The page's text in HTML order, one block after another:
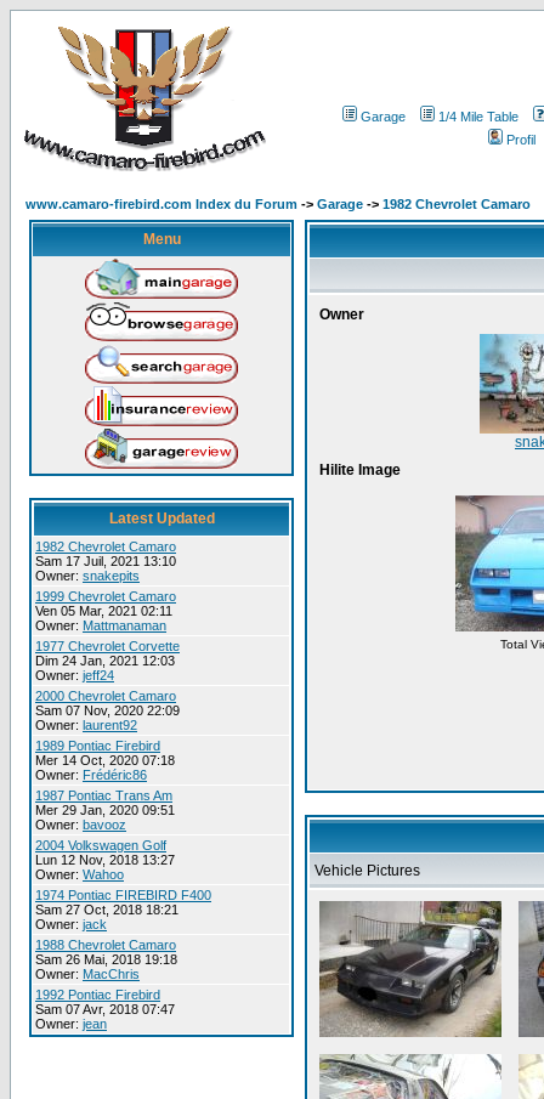
Garage
1/4 Mile Table
Profil
www.camaro-firebird.com Index du Forum -> Garage -> 1982 Chevrolet Camaro
Menu
Latest Updated
1982 Chevrolet Camaro
Sam 17 Juil, 2021 13:10
Owner: snakepits
1999 Chevrolet Camaro
Ven 05 Mar, 2021 02:11
Owner: Mattmanaman
1977 Chevrolet Corvette
Dim 24 Jan, 2021 12:03
Owner: jeff24
2000 Chevrolet Camaro
Sam 07 Nov, 2020 22:09
Owner: laurent92
1989 Pontiac Firebird
Mer 14 Oct, 2020 07:18
Owner: Frédéric86
1987 Pontiac Trans Am
Mer 29 Jan, 2020 09:51
Owner: bavooz
2004 Volkswagen Golf
Lun 12 Nov, 2018 13:27
Owner: Wahoo
1974 Pontiac FIREBIRD F400
Sam 27 Oct, 2018 18:21
Owner: jack
1988 Chevrolet Camaro
Sam 26 Mai, 2018 19:18
Owner: MacChris
1992 Pontiac Firebird
Sam 07 Avr, 2018 07:47
Owner: jean
Owner
Hilite Image
Total
Vehicle Pictures